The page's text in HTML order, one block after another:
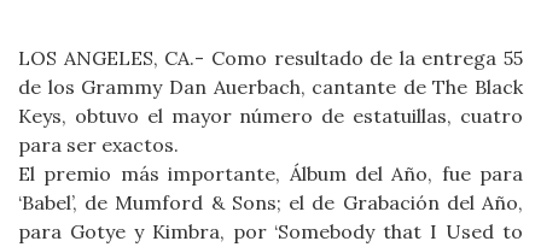
LOS ANGELES, CA.- Como resultado de la entrega 55
de los Grammy Dan Auerbach, cantante de The Black
Keys, obtuvo el mayor número de estatuillas, cuatro
para ser exactos.
El premio más importante, Álbum del Año, fue para
‘Babel’, de Mumford & Sons; el de Grabación del Año,
para Gotye y Kimbra, por ‘Somebody that I Used to